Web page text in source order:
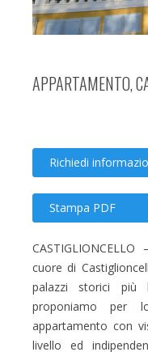
APPARTAMENTO,
Richiedi
Stampa PDF
cuore di
palazzi storici più
proponiamo per
appartamento con
livello ed